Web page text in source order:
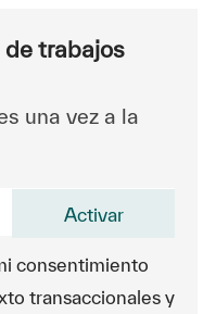
trabajos
una vez a la
consentimiento
transaccionales y
Activar